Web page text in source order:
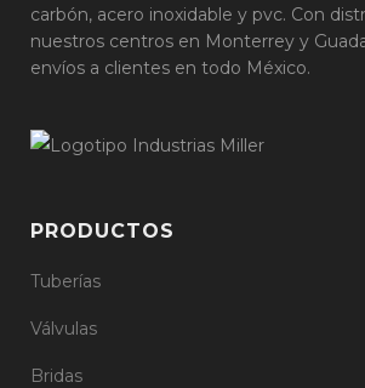
carbón, acero inoxidable y pvc. Con
nuestros centros en Monterrey y
envíos a clientes en todo México.
PRODUCTOS
Tuberías
Válvulas
Bridas